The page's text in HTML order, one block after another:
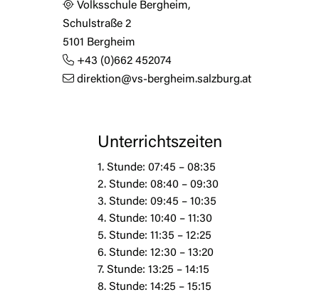
Volksschule Bergheim,
Schulstraße 2
5101 Bergheim
+43 (0)662 452074
direktion@vs-bergheim.salzburg.at
Unterrichtszeiten
1. Stunde: 07:45 – 08:35
2. Stunde: 08:40 – 09:30
3. Stunde: 09:45 – 10:35
4. Stunde: 10:40 – 11:30
5. Stunde: 11:35 – 12:25
6. Stunde: 12:30 – 13:20
7. Stunde: 13:25 – 14:15
8. Stunde: 14:25 – 15:15